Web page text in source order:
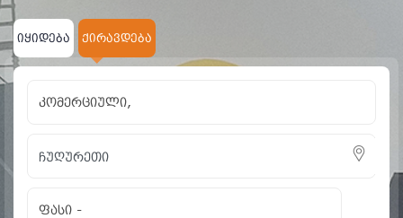
ქირავდება
ნაპოვნია 4 განცხადება
იყიდება ქირავდება
კომერციული,
ფასი -